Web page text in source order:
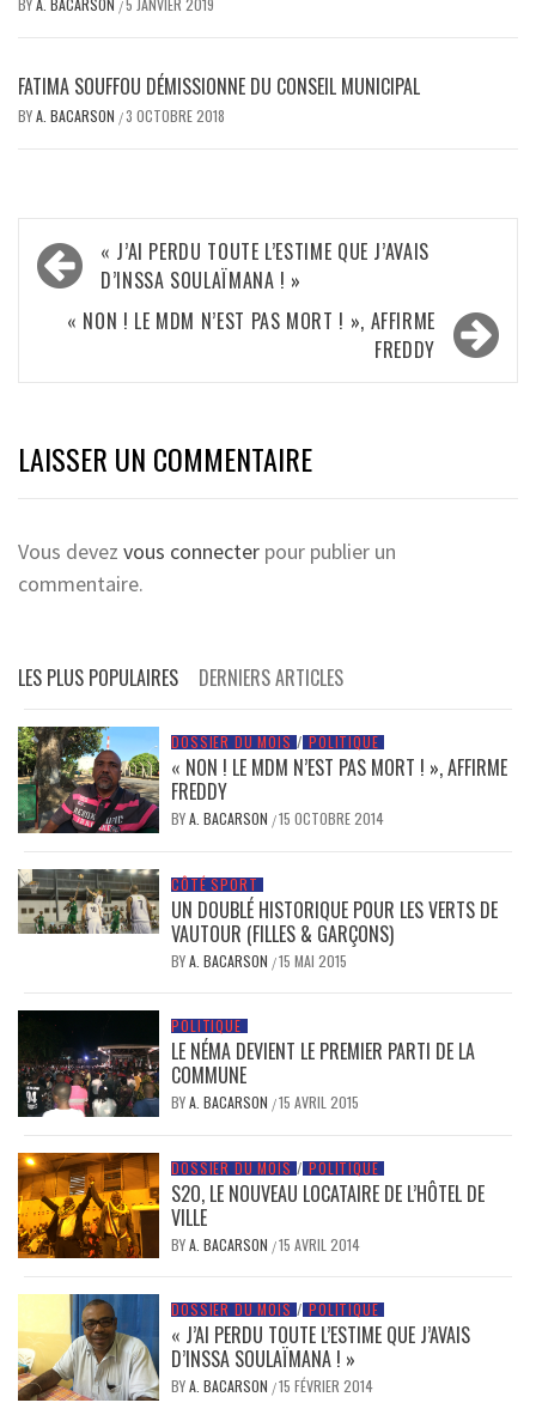
BYA. BACARSON /5 JANVIER 2019
FATIMA SOUFFOU DÉMISSIONNE DU CONSEIL MUNICIPAL
BYA. BACARSON /3 OCTOBRE 2018
Navigation
de
l’article
« J’AI PERDU TOUTE L’ESTIME QUE J’AVAIS
D’INSSA SOULAÏMANA ! »
« NON ! LE MDM N’EST PAS MORT ! », AFFIRME
FREDDY
LAISSER UN COMMENTAIRE
Vous devez vous connecter pour publier un
commentaire.
LES PLUS POPULAIRES DERNIERS ARTICLES
DOSSIER DU MOIS / POLITIQUE
« NON ! LE MDM N’EST PAS MORT ! », AFFIRME
FREDDY
BYA. BACARSON /15 OCTOBRE 2014
CÔTÉ SPORT
UN DOUBLÉ HISTORIQUE POUR LES VERTS DE
VAUTOUR (FILLES & GARÇONS)
BYA. BACARSON /15 MAI 2015
POLITIQUE
LE NÉMA DEVIENT LE PREMIER PARTI DE LA
COMMUNE
BYA. BACARSON /15 AVRIL 2015
DOSSIER DU MOIS / POLITIQUE
S2O, LE NOUVEAU LOCATAIRE DE L’HÔTEL DE
VILLE
BYA. BACARSON /15 AVRIL 2014
DOSSIER DU MOIS / POLITIQUE
« J’AI PERDU TOUTE L’ESTIME QUE J’AVAIS
D’INSSA SOULAÏMANA ! »
BYA. BACARSON /15 FÉVRIER 2014